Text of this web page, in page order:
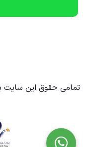
تمامی حقوق این سایت